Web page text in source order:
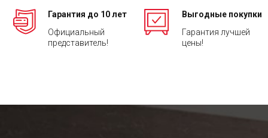
Гарантия до 10 лет
Официальный
представитель!
Выгодные покупки
Гарантия лучшей
цены!